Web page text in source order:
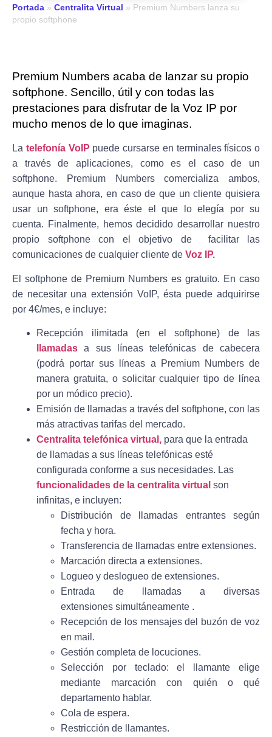
Portada » Centralita Virtual » Premium Numbers lanza su
propio softphone
Premium Numbers acaba de lanzar su propio
softphone. Sencillo, útil y con todas las
prestaciones para disfrutar de la Voz IP por
mucho menos de lo que imaginas.
La telefonía VoIP puede cursarse en terminales físicos o
a través de aplicaciones, como es el caso de un
softphone. Premium Numbers comercializa ambos,
aunque hasta ahora, en caso de que un cliente quisiera
usar un softphone, era éste el que lo elegía por su
cuenta. Finalmente, hemos decidido desarrollar nuestro
propio softphonecon el objetivo de facilitar las
comunicaciones de cualquier cliente de Voz IP.
El softphone de Premium Numbers es gratuito. En caso
de necesitar una extensión VoIP, ésta puede adquirirse
por 4€/mes, e incluye:
Recepción ilimitada (en el softphone) de las
llamadas a sus líneas telefónicas de cabecera
(podrá portar sus líneas a Premium Numbers de
manera gratuita, o solicitar cualquier tipo de línea
por un módico precio).
Emisión de llamadas a través del softphone, con las
más atractivas tarifas del mercado.
Centralita telefónica virtual , para que la entrada
de llamadas a sus líneas telefónicas esté
configurada conforme a sus necesidades. Las
funcionalidades de la centralita virtual son
infinitas, e incluyen:
Distribución de llamadas entrantes según
fecha y hora.
Transferencia de llamadas entre extensiones.
Marcación directa a extensiones.
Logueo y deslogueo de extensiones.
Entrada de llamadas a diversas
extensiones simultáneamente .
Recepción de los mensajes del buzón de voz
en mail.
Gestión completa de locuciones.
Selección por teclado: el llamante elige
mediante marcación con quién o qué
departamento hablar.
Cola de espera.
Restricción de llamantes.